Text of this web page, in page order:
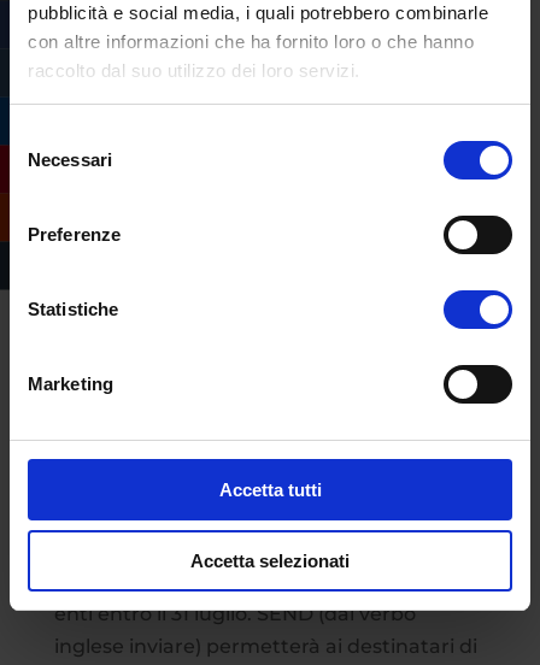
pubblicità e social media, i quali potrebbero combinarle
con altre informazioni che ha fornito loro o che hanno
raccolto dal suo utilizzo dei loro servizi.
delNecessari
Preferenze
Statistiche
Marketing
Accetta tutti
Accetta selezionati
SEND, il nuovo sistema di notifiche digitali
della Pubblica Amministrazione
Scienze e Tecnologia
È arrivato SEND, il nuovo servizio di
notifiche digitali della Pubblica
enti entro il 31 luglio. SEND (dal verbo
inglese inviare) permetterà ai destinatari di